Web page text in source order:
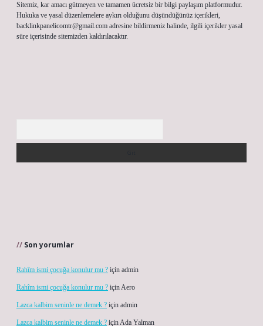
Sitemiz, kar amacı gütmeyen ve tamamen ücretsiz bir bilgi paylaşım platformudur.
Hukuka ve yasal düzenlemelere aykırı olduğunu düşündüğünüz içerikleri,
backlinkpanelicomtr@gmail.com adresine bildirmeniz halinde, ilgili içerikler yasal
süre içerisinde sitemizden kaldırılacaktır.
Son yorumlar
Rahîm ismi çocuğa konulur mu ? için admin
Rahîm ismi çocuğa konulur mu ? içinAero
Lazca kalbim seninle ne demek ? için admin
Lazca kalbim seninle ne demek ? içinAda Yalman